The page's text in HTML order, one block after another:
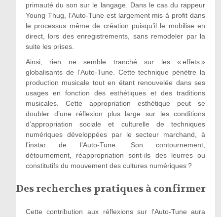
primauté du son sur le langage. Dans le cas du rappeur
Young Thug, l’Auto-Tune est largement mis à profit dans
le processus même de création puisqu’il le mobilise en
direct, lors des enregistrements, sans remodeler par la
suite les prises.
Ainsi, rien ne semble tranché sur les « effets »
globalisants de l’Auto-Tune. Cette technique pénètre la
production musicale tout en étant renouvelée dans ses
usages en fonction des esthétiques et des traditions
musicales. Cette appropriation esthétique peut se
doubler d’une réflexion plus large sur les conditions
d’appropriation sociale et culturelle de techniques
numériques développées par le secteur marchand, à
l’instar de l’Auto-Tune. Son contournement,
détournement, réappropriation sont-ils des leurres ou
constitutifs du mouvement des cultures numériques ?
Des recherches pratiques à confirmer
Cette contribution aux réflexions sur l’Auto-Tune aura